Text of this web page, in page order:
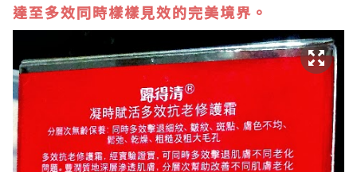
達至多效同時樣樣見效的完美境界。